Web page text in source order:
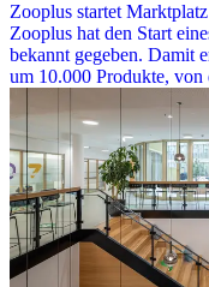
Zooplus startet
Zooplus hat den Start
bekannt gegeben. Damit
um 10.000 Produkte, von